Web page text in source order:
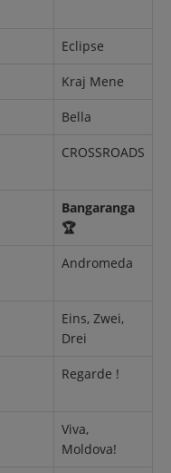
Eclipse
Kraj Mene
Bella
CROSSROADS
Bangaranga
🏆
Andromeda
Eins, Zwei,
Drei
Regarde !
Viva,
Moldova!